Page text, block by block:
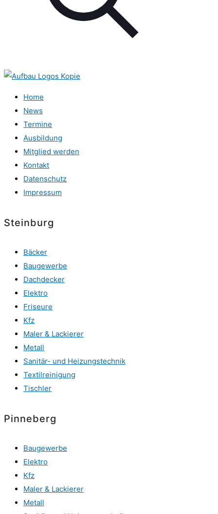
Home
News
Termine
Ausbildung
Mitglied werden
Kontakt
Datenschutz
Impressum
Steinburg
Bäcker
Baugewerbe
Dachdecker
Elektro
Friseure
Kfz
Maler & Lackierer
Metall
Sanitär- und Heizungstechnik
Textilreinigung
Tischler
Pinneberg
Baugewerbe
Elektro
Kfz
Maler & Lackierer
Metall